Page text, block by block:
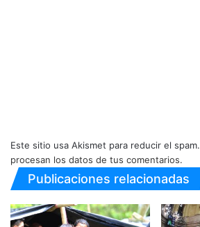
Este sitio usa Akismet para reducir el spam.
procesan los datos de tus comentarios.
Publicaciones relacionadas